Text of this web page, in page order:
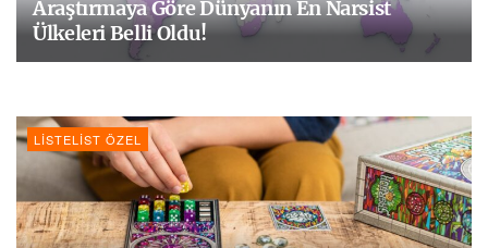
Araştırmaya Göre Dünyanın En Narsist
Ülkeleri Belli Oldu!
LISTELIST ÖZEL